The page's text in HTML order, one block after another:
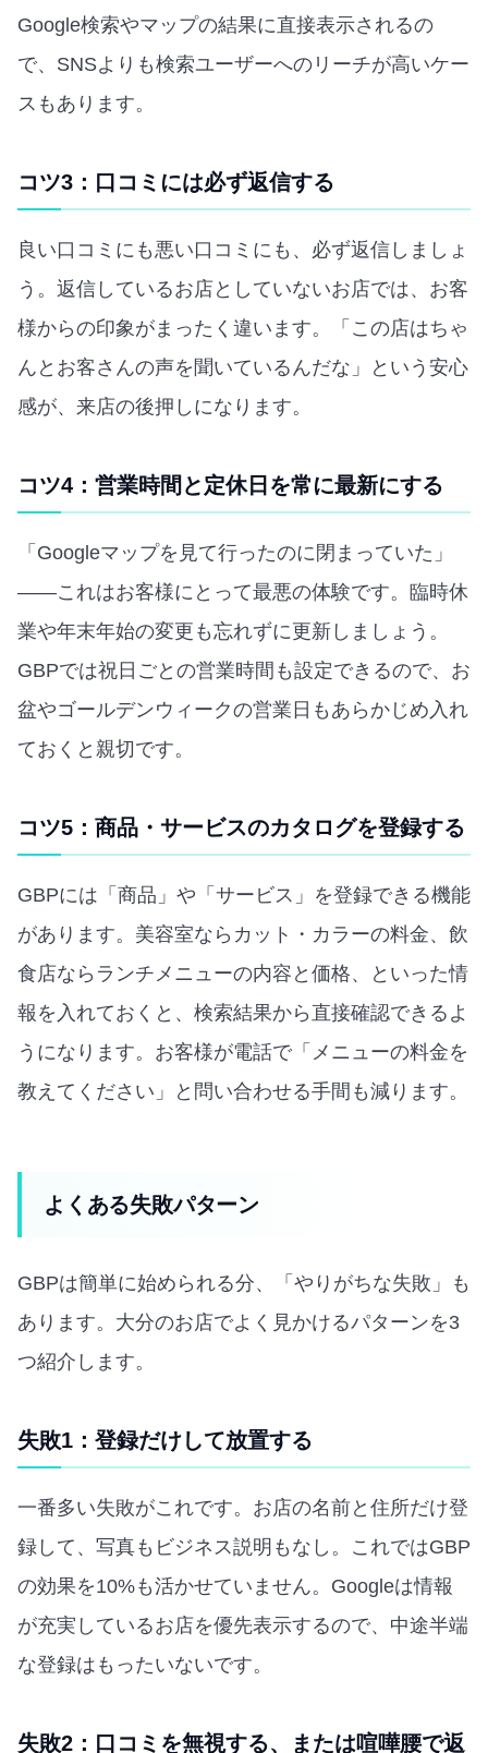
Google検索やマップの結果に直接表示されるの
で、SNSよりも検索ユーザーへのリーチが高いケー
スもあります。
コツ3：口コミには必ず返信する
良い口コミにも悪い口コミにも、必ず返信しましょ
う。返信しているお店としていないお店では、お客
様からの印象がまったく違います。「この店はちゃ
んとお客さんの声を聞いているんだな」という安心
感が、来店の後押しになります。
コツ4：営業時間と定休日を常に最新にする
「Googleマップを見て行ったのに閉まっていた」
——これはお客様にとって最悪の体験です。臨時休
業や年末年始の変更も忘れずに更新しましょう。
GBPでは祝日ごとの営業時間も設定できるので、お
盆やゴールデンウィークの営業日もあらかじめ入れ
ておくと親切です。
コツ5：商品・サービスのカタログを登録する
GBPには「商品」や「サービス」を登録できる機能
があります。美容室ならカット・カラーの料金、飲
食店ならランチメニューの内容と価格、といった情
報を入れておくと、検索結果から直接確認できるよ
うになります。お客様が電話で「メニューの料金を
教えてください」と問い合わせる手間も減ります。
よくある失敗パターン
GBPは簡単に始められる分、「やりがちな失敗」も
あります。大分のお店でよく見かけるパターンを3
つ紹介します。
失敗1：登録だけして放置する
一番多い失敗がこれです。お店の名前と住所だけ登
録して、写真もビジネス説明もなし。これではGBP
の効果を10%も活かせていません。Googleは情報
が充実しているお店を優先表示するので、中途半端
な登録はもったいないです。
失敗2：口コミを無視する、または喧嘩腰で返